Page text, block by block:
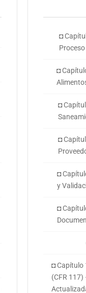
◘
Proceso
◘
◘
◘
◘
y
◘
◘ Capítulo
(CFR